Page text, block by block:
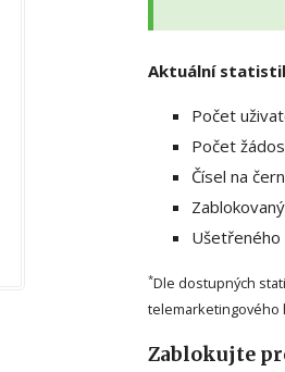
Aktuální
Počet
Počet
Čísel na
Ušetřeného
*Dle dostupných
telemarketingového
Zablokujte